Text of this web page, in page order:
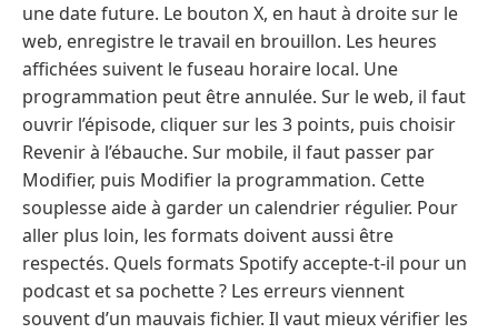
une date future. Le bouton X, en haut à droite sur le
web, enregistre le travail en brouillon. Les heures
affichées suivent le fuseau horaire local. Une
programmation peut être annulée. Sur le web, il faut
ouvrir l’épisode, cliquer sur les 3 points, puis choisir
Revenir à l’ébauche. Sur mobile, il faut passer par
Modifier, puis Modifier la programmation. Cette
souplesse aide à garder un calendrier régulier. Pour
aller plus loin, les formats doivent aussi être
respectés. Quels formats Spotify accepte-t-il pour un
podcast et sa pochette ? Les erreurs viennent
souvent d’un mauvais fichier. Il vaut mieux vérifier les